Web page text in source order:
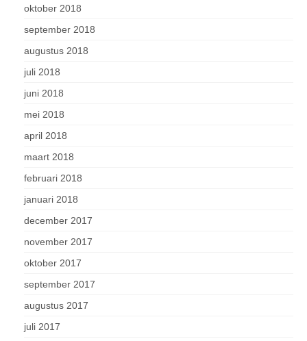
oktober 2018
september 2018
augustus 2018
juli 2018
juni 2018
mei 2018
april 2018
maart 2018
februari 2018
januari 2018
december 2017
november 2017
oktober 2017
september 2017
augustus 2017
juli 2017